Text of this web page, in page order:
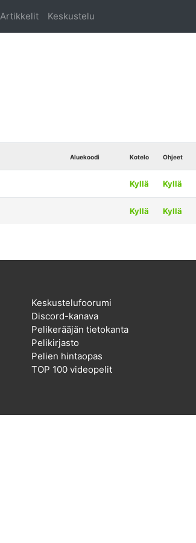
Artikkelit Keskustelu
Aluekoodi Kotelo Ohjeet
Kyllä Kyllä
Kyllä Kyllä
Keskustelufoorumi
Discord-kanava
Pelikerääjän tietokanta
Pelikirjasto
Pelien hintaopas
TOP 100 videopelit